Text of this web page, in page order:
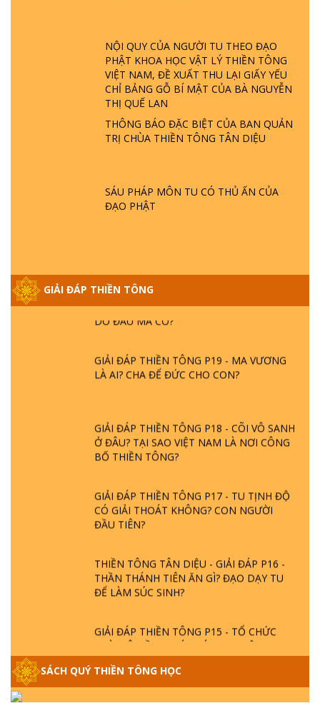
NỘI QUY CỦA NGƯỜI TU THEO ĐẠO
PHẬT KHOA HỌC VẬT LÝ THIỀN TÔNG
VIỆT NAM, ĐỀ XUẤT THU LẠI GIẤY YẾU
CHỈ BẢNG GỖ BÍ MẬT CỦA BÀ NGUYỄN
THỊ QUẾ LAN
THÔNG BÁO ĐẶC BIỆT CỦA BAN QUẢN
TRỊ CHÙA THIỀN TÔNG TÂN DIỆU
SÁU PHÁP MÔN TU CÓ THỦ ẤN CỦA
ĐẠO PHẬT
GIẢI ĐÁP THIỀN TÔNG
LÀ AI? QUỶ SA TĂNG? | TTTD
GIẢI ĐÁP THIỀN TÔNG ĐẶC BIỆT P22 - TẠI
SAO TRÁI ĐẤT NHIỀU THIÊN TAI - LŨ LỤT
- HỎA HOẠN | TTTD
GIẢI ĐÁP THIỀN TÔNG ĐẶC BIỆT P21 - TẠI
GIẢI ĐÁP VỀ LỄ TIỄN THIỀN TÔNG SƯ
GIẢI ĐÁP THIỀN TÔNG ĐẶC BIỆT PHẦN 20
GIẢI ĐÁP THIỀN TÔNG P19 - MA VƯƠNG
LÀ AI? CHA ĐỂ ĐỨC CHO CON?
GIẢI ĐÁP THIỀN TÔNG P18 - CÕI VÔ SANH
Ở ĐÂU? TẠI SAO VIỆT NAM LÀ NƠI CÔNG
BỐ THIỀN TÔNG?
GIẢI ĐÁP THIỀN TÔNG P17 - TU TỊNH ĐỘ
CÓ GIẢI THOÁT KHÔNG? CON NGƯỜI
ĐẦU TIÊN?
THIỀN TÔNG TÂN DIỆU - GIẢI ĐÁP P16 -
THẦN THÁNH TIÊN ĂN GÌ? ĐẠO DẠY TU
ĐỂ LÀM SÚC SINH?
GIẢI ĐÁP THIỀN TÔNG P15 - TỔ CHỨC
LOÀI CÔ HỒN - GIÁO LÝ ĐẠO PHẬT KHI
GIẢI ĐÁP THIỀN TÔNG ĐẶC BIỆT - P14 -
SÁCH QUÝ THIỀN TÔNG HỌC